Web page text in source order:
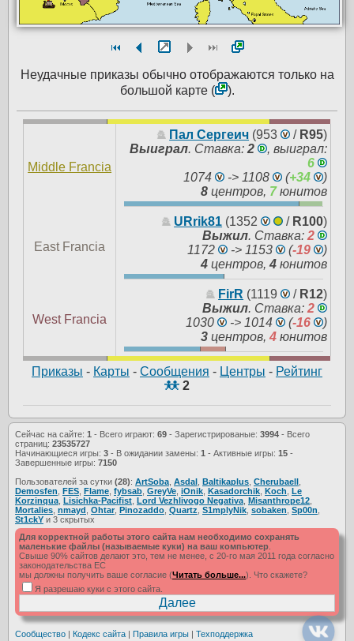
Неудачные приказы обычно отображаются только на
большой карте (
).
Middle Francia
Пал Сергеич (953 / R95)
Выиграл. Ставка:2
, выиграл:
6
1074
-> 1108 (+34
)
8 центров, 7юнитов
East Francia
URrik81 (1352 / R100)
Выжил. Ставка:2
1172
-> 1153 (-19
)
4 центров,4 юнитов
West Francia
FirR (1119 / R12)
Выжил. Ставка:2
1030
-> 1014 (-16
)
3 центров,4 юнитов
Приказы - Карты - Сообщения - Центры - Рейтинг
2
Сейчас на сайте: 1 - Всего играют: 69 - Зарегистрированые: 3994 - Всего
страниц: 23535727
Начинающиеся игры: 3 - В ожидании замены: 1 - Активные игры: 15 -
Завершенные игры: 7150
Пользователей за сутки (28): ArtSoba Asdal Baltikaplus Cherubaell
Demosfen FES Flame fybsab GreyVe iOnik Kasadorchik Koch Le
Korzinqua Lisichka-Pacifist Lord Vezhlivogo Negativa Misanthrope12
Mortalies nmayd Ohtar, Pinozaddo Quartz S1mplyNik sobaken Sp00n
St1ckY и 3 скрытых
Для корректной работы этого сайта нам необходимо сохранять
маленькие файлы (называемые куки) на ваш компьютер
Свыше 90% сайтов делают это, тем не менее, с 20-го мая 2011 года согласно
законодательства ЕС
мы должны получить ваше согласие (Читать больше...). Что скажете?
Я разрешаю куки с этого сайта.
Сообщество | Кодекс сайта | Правила игры | Техподдержка